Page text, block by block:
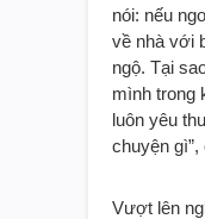
nói: nếu
về nhà với
ngộ. Tại
mình trong
luôn yêu
chuyện
Vượt lên